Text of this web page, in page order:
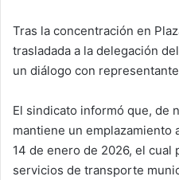
Tras la concentración en
trasladada a la delegación
un diálogo con
El sindicato informó que, de
mantiene un emplazamiento
14 de enero de 2026, el cual
servicios de transporte